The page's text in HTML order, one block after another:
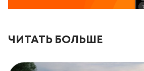
ЧИТАТЬ БОЛЬШЕ